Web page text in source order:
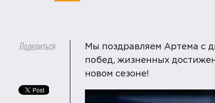
Поделиться
Мы поздравляем Артема с
побед, жизненных
новом сезоне!